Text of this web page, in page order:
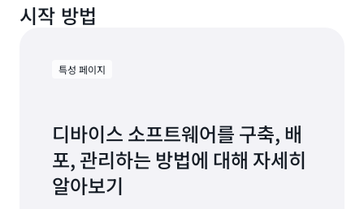
시작 방법
특성 페이지
디바이스 소프트웨어를 구축, 배
포, 관리하는 방법에 대해 자세히
알아보기